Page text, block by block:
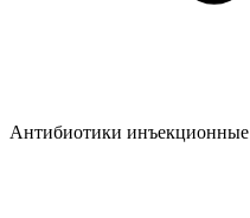
Антибиотики инъекционные